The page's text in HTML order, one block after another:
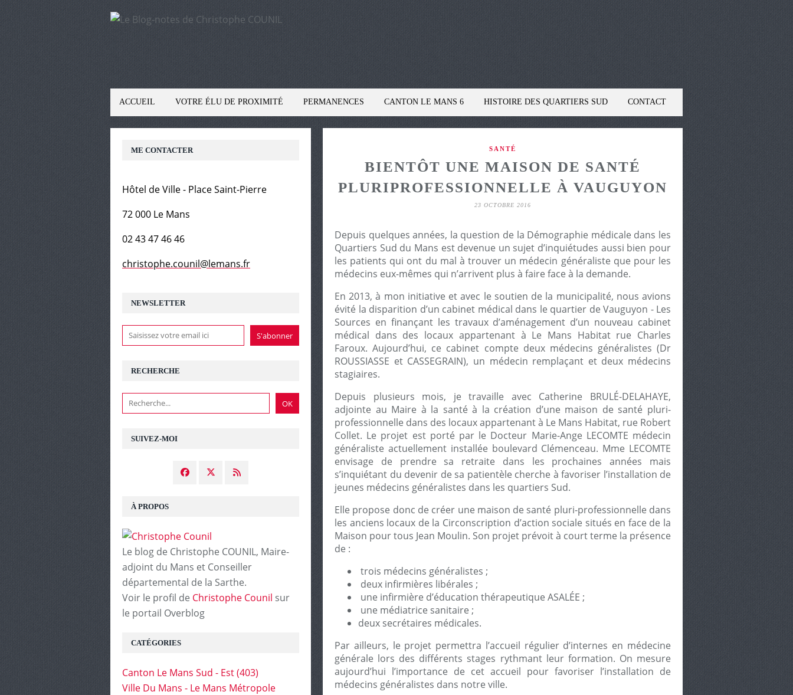
ACCUEIL VOTRE ÉLU DE PROXIMITÉ PERMANENCES CANTON LE MANS 6 HISTOIRE DES QUARTIERS SUD CONTACT
SANTÉ
BIENTÔT UNE MAISON DE SANTÉ
PLURIPROFESSIONNELLE À VAUGUYON
23 OCTOBRE 2016
Depuis quelques années, la question de la Démographie médicale dans les
Quartiers Sud du Mans est devenue un sujet d’inquiétudes aussi bien pour
les patients qui ont du mal à trouver un médecin généraliste que pour les
médecins eux-mêmes qui n’arrivent plus à faire face à la demande.
En 2013, à mon initiative et avec le soutien de la municipalité, nous avions
évité la disparition d’un cabinet médical dans le quartier de Vauguyon - Les
Sources en finançant les travaux d’aménagement d’un nouveau cabinet
médical dans des locaux appartenant à Le Mans Habitat rue Charles
Faroux. Aujourd’hui, ce cabinet compte deux médecins généralistes (Dr
ROUSSIASSE et CASSEGRAIN), un médecin remplaçant et deux médecins
stagiaires.
Depuis plusieurs mois, je travaille avec Catherine BRULÉ-DELAHAYE,
adjointe au Maire à la santé à la création d’une maison de santé pluri-
professionnelle dans des locaux appartenant à Le Mans Habitat, rue Robert
Collet. Le projet est porté par le Docteur Marie-Ange LECOMTE médecin
généraliste actuellement installée boulevard Clémenceau. Mme LECOMTE
envisage de prendre sa retraite dans les prochaines années mais
s’inquiétant du devenir de sa patientèle cherche à favoriser l’installation de
jeunes médecins généralistes dans les quartiers Sud.
Elle propose donc de créer une maison de santé pluri-professionnelle dans
les anciens locaux de la Circonscription d’action sociale situés en face de la
Maison pour tous Jean Moulin. Son projet prévoit à court terme la présence
de :
trois médecins généralistes ;
deux infirmières libérales ;
une infirmière d’éducation thérapeutique ASALÉE ;
une médiatrice sanitaire ;
deux secrétaires médicales.
Par ailleurs, le projet permettra l’accueil régulier d’internes en médecine
générale lors des différents stages rythmant leur formation. On mesure
aujourd’hui l’importance de cet accueil pour favoriser l’installation de
médecins généralistes dans notre ville.
NEWSLETTER
SUIVEZ-MOI
RECHERCHE
À PROPOS
Le blog de Christophe COUNIL, Maire-
adjoint du Mans et Conseiller
départemental de la Sarthe.
Voir le profil de Christophe Counil sur
le portail Overblog
CATÉGORIES
Canton Le Mans Sud - Est(403)
Ville Du Mans - Le Mans Métropole
ME CONTACTER
Hôtel de Ville - Place Saint-Pierre
72 000 Le Mans
02 43 47 46 46
christophe.counil@lemans.fr